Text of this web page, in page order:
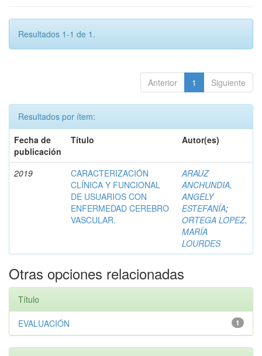
Resultados 1-1 de 1.
Anterior 1 Siguiente
Resultados por ítem:
Fecha de
publicación
Título Autor(es)
2019
CARACTERIZACIÓN
CLÍNICA Y FUNCIONAL
DE USUARIOS CON
ENFERMEDAD CEREBRO
VASCULAR.
ARAUZ
ANCHUNDIA,
ANGELY
ESTEFANÍA;
ORTEGA LOPEZ,
MARÍA
LOURDES
Otras opciones relacionadas
Título
1
EVALUACIÓN